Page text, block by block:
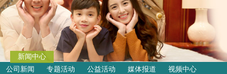
新闻中心
公司新闻
专题活动 公益活动 媒体报道 视频中心